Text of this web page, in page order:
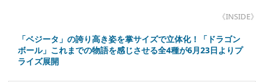
《INSIDE》
「ベジータ」の誇り高き姿を掌サイズで立体化！「ドラゴン
ボール」これまでの物語を感じさせる全4種が6月23日よりプ
ライズ展開